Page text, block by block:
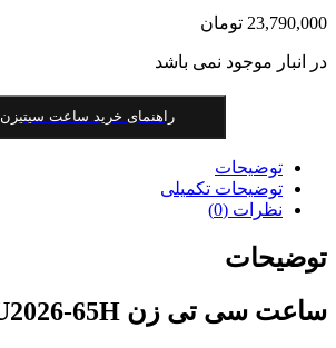
23,790,000 تومان
در انبار موجود نمی باشد
راهنمای خرید ساعت سیتیزن
توضیحات
توضیحات تکمیلی
نظرات (0)
توضیحات
ساعت سی تی زن BU2026-65H